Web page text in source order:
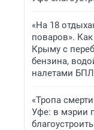
«На 18
поваров».
Крыму с
бензина,
налетами
«Тропа
Уфе: в мэрии